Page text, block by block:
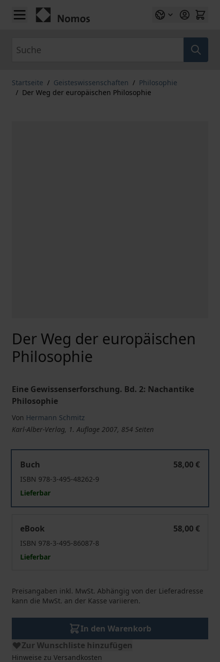
Zum Inhalt springen
Startseite / Geisteswissenschaften / Philosophie
/ Der Weg der europäischen Philosophie
Der Weg der europäischen
Philosophie
Eine Gewissenserforschung. Bd. 2: Nachantike
Philosophie
Von Hermann Schmitz
Karl-Alber-Verlag, 1. Auflage 2007, 854 Seiten
Buch
58,00 €
ISBN 978-3-495-48262-9
Lieferbar
eBook
58,00 €
ISBN 978-3-495-86087-8
Lieferbar
Preisangaben inkl. MwSt. Abhängig von der Lieferadresse
kann die MwSt. an der Kasse variieren.
In den Warenkorb
Zur Wunschliste hinzufügen
Hinweise zu Versandkosten